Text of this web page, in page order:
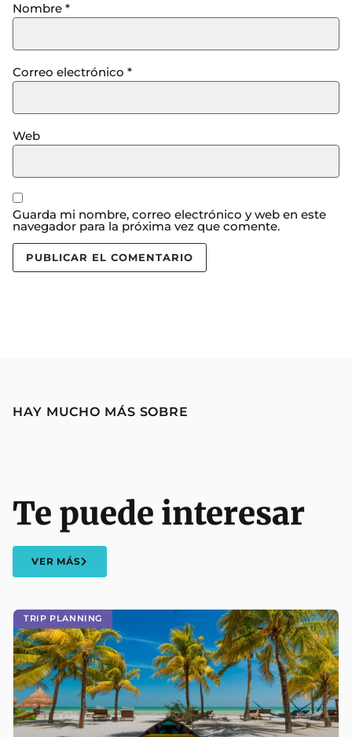
Nombre *
Correo electrónico *
Web
Guarda mi nombre, correo electrónico y web en este
navegador para la próxima vez que comente.
HAY MUCHO MÁS SOBRE
TRIP PLANNING
Te puede interesar
VER MÁS